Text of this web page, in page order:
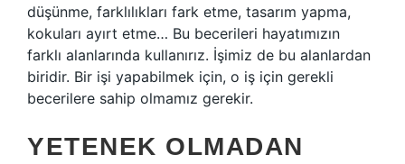
düşünme, farklılıkları fark etme, tasarım yapma,
kokuları ayırt etme… Bu becerileri hayatımızın
farklı alanlarında kullanırız. İşimiz de bu alanlardan
biridir. Bir işi yapabilmek için, o iş için gerekli
becerilere sahip olmamız gerekir.
YETENEK OLMADAN